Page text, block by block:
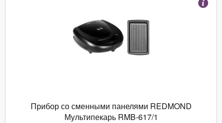
Прибор со сменными панелями REDMOND
Мультипекарь RMB-617/1